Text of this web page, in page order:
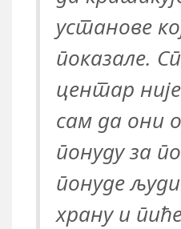
установе
показале.
центар
сам да они
понуду за
понуде
храну и